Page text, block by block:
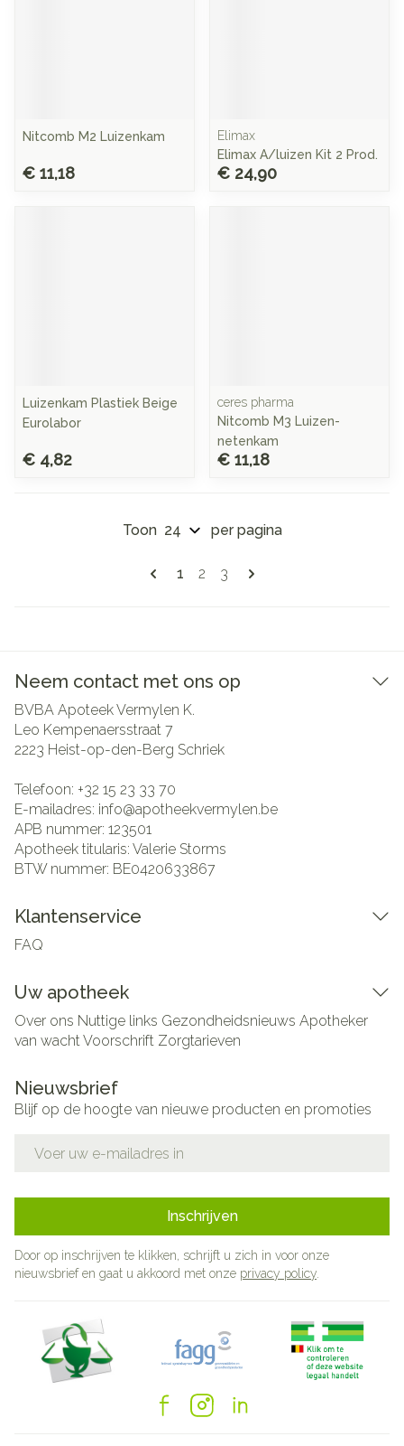
Nitcomb M2 Luizenkam
€ 11,18
Elimax
Elimax A/luizen Kit 2 Prod.
€ 24,90
Luizenkam Plastiek Beige
Eurolabor
€ 4,82
ceres pharma
Nitcomb M3 Luizen-
netenkam
€ 11,18
Pagina's
U lees momenteel pagina
1 Pagina
2 Pagina
3
Toon per pagina
Neem contact met ons op
BVBA Apoteek Vermylen K.
Leo Kempenaersstraat 7
2223 Heist-op-den-Berg Schriek
Telefoon: +32 15 23 33 70
E-mailadres: info@apotheekvermylen.be
APB nummer: 123501
Apotheek titularis: Valerie Storms
BTW nummer: BE0420633867
Klantenservice
FAQ
Uw apotheek
Over ons Nuttige links Gezondheidsnieuws Apotheker
van wachtVoorschrift Zorgtarieven
Nieuwsbrief
Blijf op de hoogte van nieuwe producten en promoties
Inschrijven
Door op inschrijven te klikken, schrijft u zich in voor onze
nieuwsbrief en gaat u akkoord met onze privacy policy